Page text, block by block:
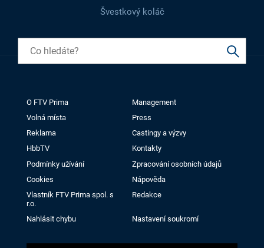
Švestkový koláč
O FTV Prima
Management
Volná místa
Press
Reklama
Castingy a výzvy
HbbTV
Kontakty
Podmínky užívání
Zpracování osobních údajů
Cookies
Nápověda
Vlastník FTV Prima spol. s
r.o.
Redakce
Nahlásit chybu Nastavení soukromí